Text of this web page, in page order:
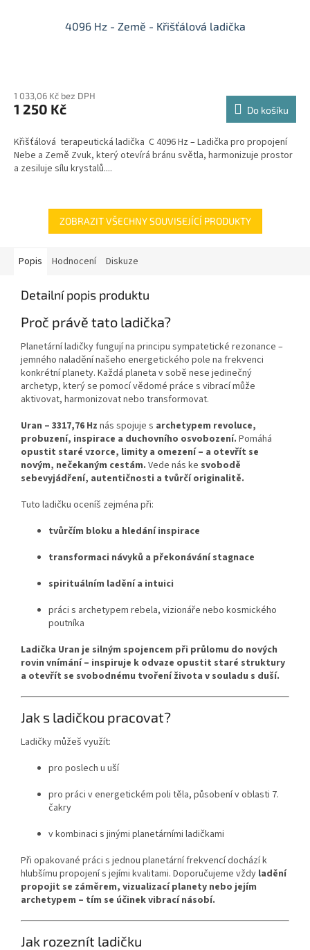
4096 Hz - Země - Křišťálová ladička
1 033,06 Kč bez DPH
1 250 Kč Do košíku
Křišťálová terapeutická ladička C 4096 Hz – Ladička pro propojení
Nebe a Země Zvuk, který otevírá bránu světla, harmonizuje prostor
a zesiluje sílu krystalů....
ZOBRAZIT VŠECHNY SOUVISEJÍCÍ PRODUKTY
Popis Hodnocení Diskuze
Detailní popis produktu
Proč právě tato ladička?
Planetární ladičky fungují na principu sympatetické rezonance –
jemného naladění našeho energetického pole na frekvenci
konkrétní planety. Každá planeta v sobě nese jedinečný
archetyp, který se pomocí vědomé práce s vibrací může
aktivovat, harmonizovat nebo transformovat.
Uran – 3317,76 Hz nás spojuje s archetypem revoluce,
probuzení, inspirace a duchovního osvobození. Pomáhá
opustit staré vzorce, limity a omezení – a otevřít se
novým, nečekaným cestám. Vede nás ke svobodě
sebevyjádření, autentičnosti a tvůrčí originalitě.
Tuto ladičku oceníš zejména při:
tvůrčím bloku a hledání inspirace
transformaci návyků a překonávání stagnace
spirituálním ladění a intuici
práci s archetypem rebela, vizionáře nebo kosmického
poutníka
Ladička Uran je silným spojencem při průlomu do nových
rovin vnímání – inspiruje k odvaze opustit staré struktury
a otevřít se svobodnému tvoření života v souladu s duší.
Jak s ladičkou pracovat?
Ladičky můžeš využít:
pro poslech u uší
pro práci v energetickém poli těla, působení v oblasti 7.
čakry
v kombinaci s jinými planetárními ladičkami
Při opakované práci s jednou planetární frekvencí dochází k
hlubšímu propojení s jejími kvalitami. Doporučujeme vždy ladění
propojit se záměrem, vizualizací planety nebo jejím
archetypem – tím se účinek vibrací násobí.
Jak rozeznít ladičku